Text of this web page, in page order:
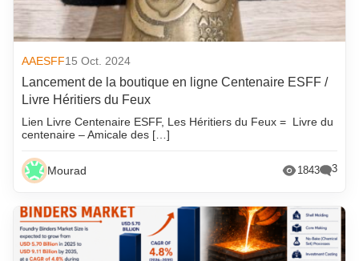
AAESFF15 Oct. 2024
Lancement de la boutique en ligne Centenaire ESFF /
Livre Héritiers du Feux
Lien Livre Centenaire ESFF, Les Héritiers du Feux = Livre du
centenaire – Amicale des […]
Mourad 1843 3